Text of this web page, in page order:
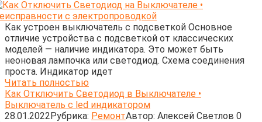
Как устроен выключатель с подсветкой Основное
отличие устройства с подсветкой от классических
моделей — наличие индикатора. Это может быть
неоновая лампочка или светодиод. Схема соединения
проста. Индикатор идет
Читать полностью
Как Отключить Светодиод в Выключателе •
Выключатель с led индикатором
28.01.2022Рубрика: РемонтАвтор: Алексей Светлов 0